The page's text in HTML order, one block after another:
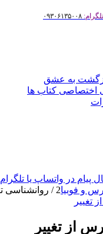
۰۹۳۰۶۱۳۵۰۰۸
به عشق
اختصاصی کتاب ها
پیام در واتساپ یا تلگرام
و فوبیا2
/ روانشناسی
از تغییر